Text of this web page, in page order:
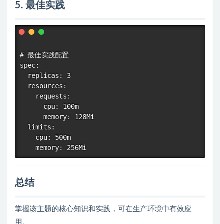
5. 最佳实践
# 最佳实践配置
spec:
  replicas: 3
  resources:
    requests:
      cpu: 100m
      memory: 128Mi
  limits:
    cpu: 500m
总结
掌握该主题的核心知识和实践，可在生产环境中有效应
用。